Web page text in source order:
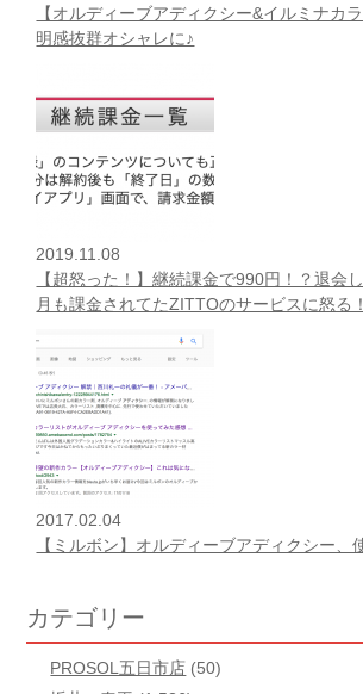
【オルディーブアディクシー&イルミナカ
明感抜群オシャレに♪
2019.11.08
【超怒った！】継続課金で990円！？退会
月も課金されてたZITTOのサービスに怒る
2017.02.04
【ミルボン】オルディーブアディクシー、
カテゴリー
PROSOL五日市店 (50)